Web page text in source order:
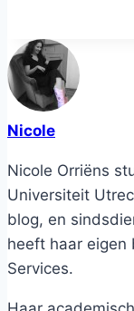
Nicole
Nicole Orriëns
Universiteit
blog, en
heeft haar eigen
Services.